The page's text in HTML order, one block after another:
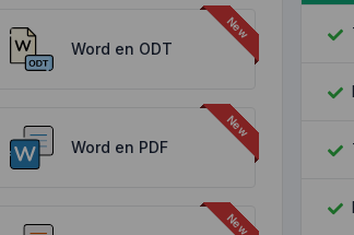
Word en ODT
Word en PDF